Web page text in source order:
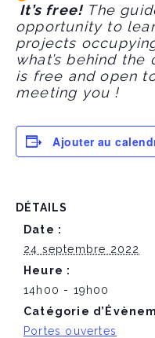
It’s free! The
opportunity to
projects
what’s behind
is free and open
meeting you !
Ajouter au
DÉTAILS
Date :
24 septembre 2022
Heure :
14h00 - 19h00
Catégorie
Portes ouvertes